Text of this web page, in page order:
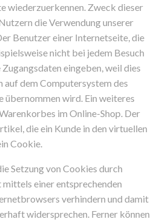
wiederzuerkennen. Zweck dieser
die Verwendung unserer
Benutzer einer Internetseite, die
nicht bei jedem Besuch
eingeben, weil dies
auf dem Computersystem des
wird. Ein weiteres
im Online-Shop. Der
die ein Kunde in den virtuellen
Cookie.
Setzung von Cookies durch
einer entsprechenden
verhindern und damit
widersprechen. Ferner können